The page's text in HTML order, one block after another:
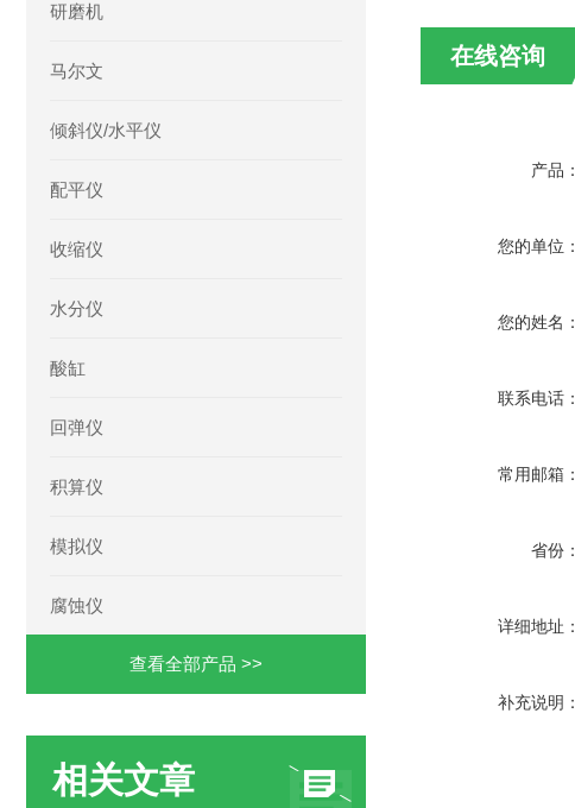
研磨机
马尔文
倾斜仪/水平仪
配平仪
收缩仪
水分仪
酸缸
回弹仪
积算仪
模拟仪
腐蚀仪
查看全部产品 >>
相关文章
在线咨询
产品：
您的单位：
您的姓名：
联系电话：
常用邮箱：
省份：
详细地址：
补充说明：